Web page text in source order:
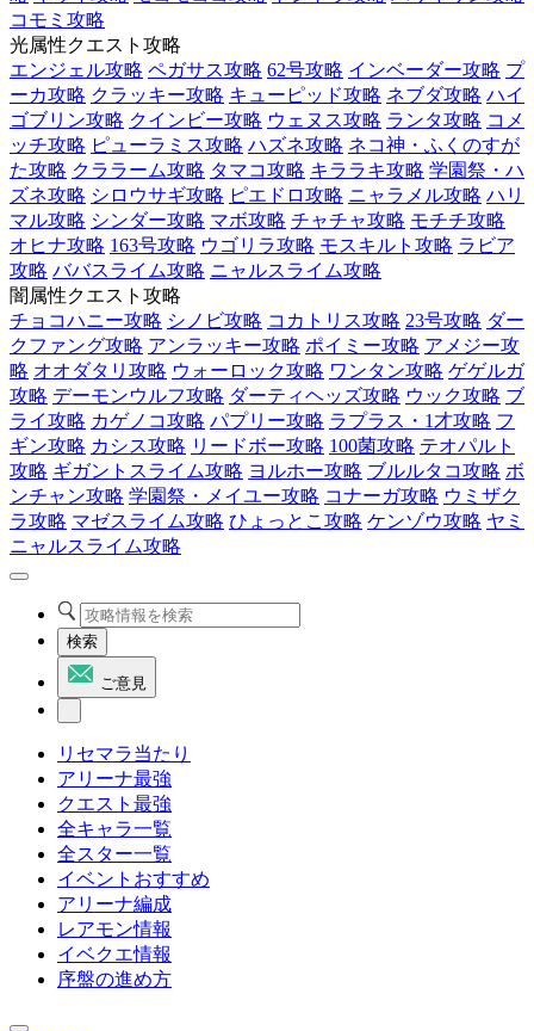
コモミ攻略
光属性クエスト攻略
エンジェル攻略 ペガサス攻略 62号攻略 インベーダー攻略 プ
ーカ攻略 クラッキー攻略 キューピッド攻略 ネブダ攻略 ハイ
ゴブリン攻略 クインビー攻略 ウェヌス攻略 ランタ攻略 コメ
ッチ攻略 ピューラミス攻略 ハズネ攻略 ネコ神・ふくのすが
た攻略 クララーム攻略 タマコ攻略 キララキ攻略 学園祭・ハ
ズネ攻略 シロウサギ攻略 ピエドロ攻略 ニャラメル攻略 ハリ
マル攻略 シンダー攻略 マボ攻略 チャチャ攻略 モチチ攻略
オヒナ攻略 163号攻略 ウゴリラ攻略 モスキルト攻略 ラビア
攻略 ババスライム攻略 ニャルスライム攻略
闇属性クエスト攻略
チョコハニー攻略 シノビ攻略 コカトリス攻略 23号攻略 ダー
クファング攻略 アンラッキー攻略 ポイミー攻略 アメジー攻
略 オオダタリ攻略 ウォーロック攻略 ワンタン攻略 ゲゲルガ
攻略 デーモンウルフ攻略 ダーティヘッズ攻略 ウック攻略 ブ
ライ攻略 カゲノコ攻略 パプリー攻略 ラプラス・1才攻略 フ
ギン攻略 カシス攻略 リードボー攻略 100菌攻略 テオパルト
攻略 ギガントスライム攻略 ヨルホー攻略 ブルルタコ攻略 ボ
ンチャン攻略 学園祭・メイユー攻略 コナーガ攻略 ウミザク
ラ攻略 マゼスライム攻略 ひょっとこ攻略 ケンゾウ攻略 ヤミ
ニャルスライム攻略
検索
ご意見
リセマラ当たり
アリーナ最強
クエスト最強
全キャラ一覧
全スター一覧
イベントおすすめ
アリーナ編成
レアモン情報
イベクエ情報
序盤の進め方